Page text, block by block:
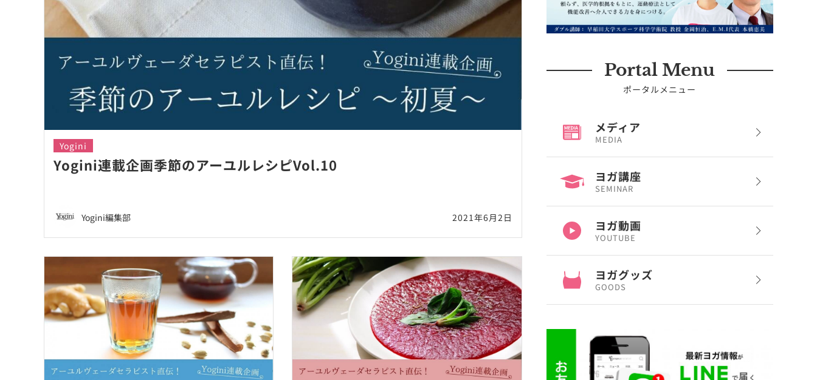
Yogini
Yogini連載企画季節のアーユルレシピVol.10
Yogini編集部 2021年6月2日
Portal Menu
ポータルメニュー
メディア
MEDIA
ヨガ講座
SEMINAR
ヨガ動画
YOUTUBE
ヨガグッズ
GOODS